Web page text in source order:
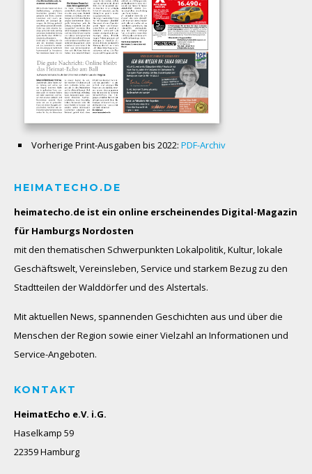
Vorherige Print-Ausgaben bis 2022: PDF-Archiv
HEIMATECHO.DE
heimatecho.de ist ein online erscheinendes Digital-Magazin
für Hamburgs Nordosten
mit den thematischen Schwerpunkten Lokalpolitik, Kultur, lokale
Geschäftswelt, Vereinsleben, Service und starkem Bezug zu den
Stadtteilen der Walddörfer und des Alstertals.
Mit aktuellen News, spannenden Geschichten aus und über die
Menschen der Region sowie einer Vielzahl an Informationen und
Service-Angeboten.
KONTAKT
HeimatEcho e.V. i.G.
Haselkamp 59
22359 Hamburg